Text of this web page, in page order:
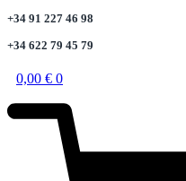
+34 91 227 46 98
+34 622 79 45 79
0,00 € 0